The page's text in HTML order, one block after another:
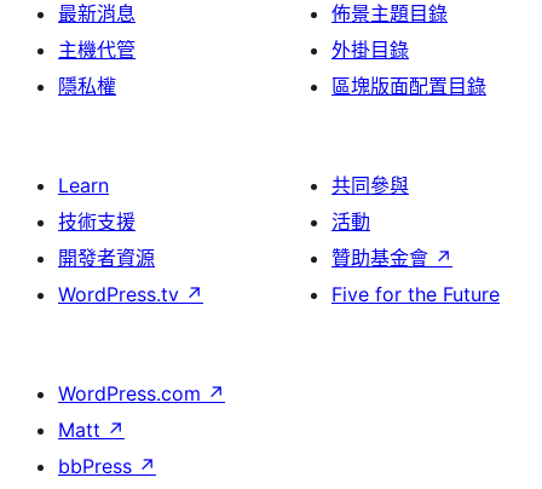
最新消息
主機代管
隱私權
佈景主題目錄
外掛目錄
區塊版面配置目錄
Learn
技術支援
開發者資源
WordPress.tv ↗
共同參與
活動
贊助基金會 ↗
Five for the Future
WordPress.com ↗
Matt ↗
bbPress ↗